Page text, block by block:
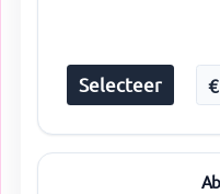
Selecteer €